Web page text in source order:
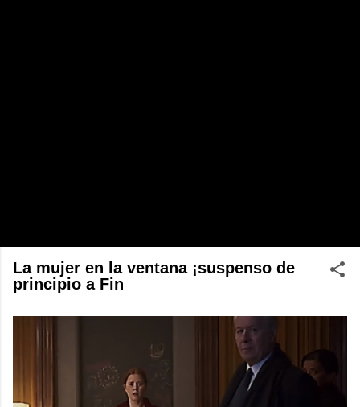
La mujer en la ventana ¡suspenso de
principio a Fin